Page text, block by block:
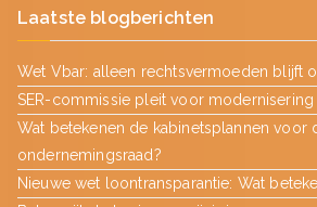
Laatste blogberichten
Wet Vbar: alleen rechtsvermoeden blijft
SER-commissie pleit voor modernisering
Wat betekenen de kabinetsplannen voor
ondernemingsraad?
Nieuwe wet loontransparantie: Wat